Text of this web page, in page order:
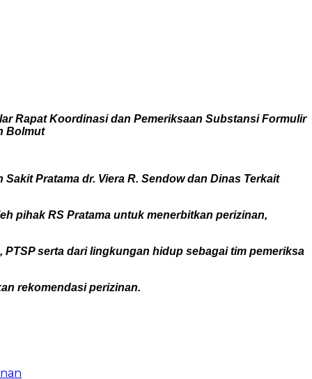
Rapat Koordinasi dan Pemeriksaan Substansi Formulir
Bolmut
Pratama dr. Viera R. Sendow dan Dinas Terkait
pihak RS Pratama untuk menerbitkan perizinan,
serta dari lingkungan hidup sebagai tim pemeriksa
rekomendasi perizinan.